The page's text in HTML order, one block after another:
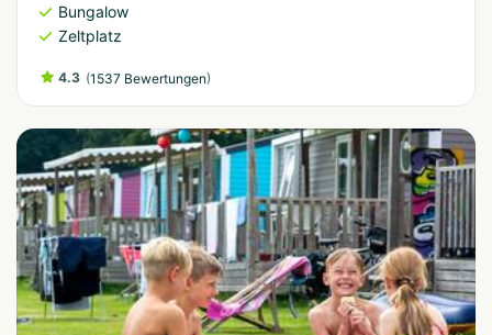
Bungalow
Zeltplatz
4.3 (1537 Bewertungen)